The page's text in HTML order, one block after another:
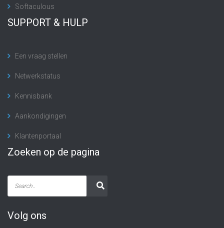
Softaculous
SUPPORT & HULP
Een vraag stellen
Netwerkstatus
Kennisbank
Aankondigingen
Klantenportaal
Zoeken op de pagina
Volg ons